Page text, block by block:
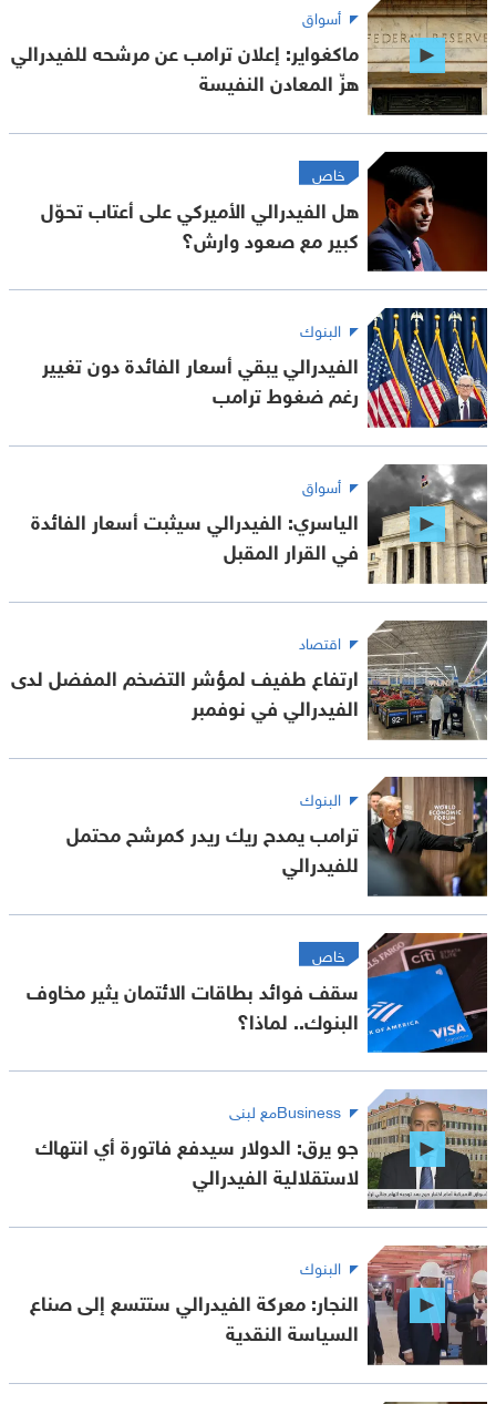
أسواق
ماكغواير: إعلان ترامب عن مرشحه للفيدرالي
هزّ المعادن النفيسة
خاص
هل الفيدرالي الأميركي على أعتاب تحوّل
كبير مع صعود وارش؟
البنوك
الفيدرالي يبقي أسعار الفائدة دون تغيير
رغم ضغوط ترامب
أسواق
الياسري: الفيدرالي سيثبت أسعار الفائدة
في القرار المقبل
اقتصاد
ارتفاع طفيف لمؤشر التضخم المفضل لدى
الفيدرالي في نوفمبر
البنوك
ترامب يمدح ريك ريدر كمرشح محتمل
للفيدرالي
خاص
سقف فوائد بطاقات الائتمان يثير مخاوف
البنوك.. لماذا؟
Businessمع لبنى
جو يرق: الدولار سيدفع فاتورة أي انتهاك
لاستقلالية الفيدرالي
البنوك
النجار: معركة الفيدرالي ستتسع إلى صناع
السياسة النقدية